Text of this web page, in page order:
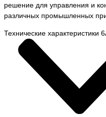
решение для управления и
различных промышленных
Технические характеристики